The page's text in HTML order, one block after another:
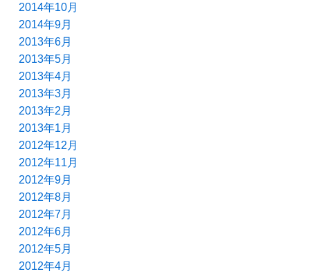
2014年10月
2014年9月
2013年6月
2013年5月
2013年4月
2013年3月
2013年2月
2013年1月
2012年12月
2012年11月
2012年9月
2012年8月
2012年7月
2012年6月
2012年5月
2012年4月